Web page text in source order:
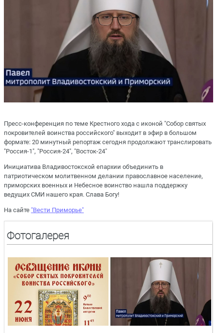
Пресс-конференция по теме Крестного хода с иконой "Собор святых
покровителей воинства российского" выходит в эфир в большом
формате: 20 минутный репортаж сегодня продолжают транслировать
"Россия-1", "Россия-24", "Восток-24"
Инициатива Владивостокской епархии объединить в
патриотическом молитвенном делании православное население,
приморских военных и Небесное воинство нашла поддержку
ведущих СМИ нашего края. Слава Богу!
На сайте "Вести Приморье"
Фотогалерея